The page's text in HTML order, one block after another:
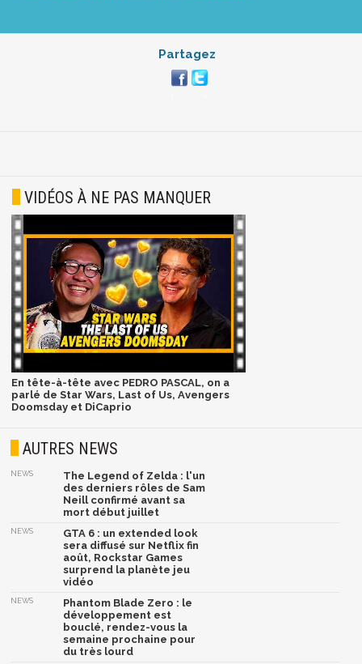
Partagez
VIDÉOS À NE PAS MANQUER
En tête-à-tête avec PEDRO PASCAL, on a
parlé de Star Wars, Last of Us, Avengers
Doomsday et DiCaprio
AUTRES NEWS
NEWS
The Legend of Zelda : l'un
des derniers rôles de Sam
Neill confirmé avant sa
mort début juillet
NEWS
GTA 6 : un extended look
sera diffusé sur Netflix fin
août, Rockstar Games
surprend la planète jeu
vidéo
NEWS
Phantom Blade Zero : le
développement est
bouclé, rendez-vous la
semaine prochaine pour
du très lourd